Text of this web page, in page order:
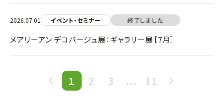
2026.07.01 イベント・セミナー 終了しました
メアリーアン デコパージュ展：ギャラリー展［7月］
1 2 3 ... 11